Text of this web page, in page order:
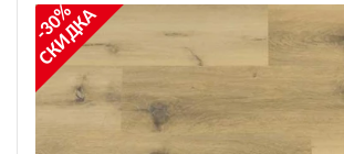
-30%
СКИДКА